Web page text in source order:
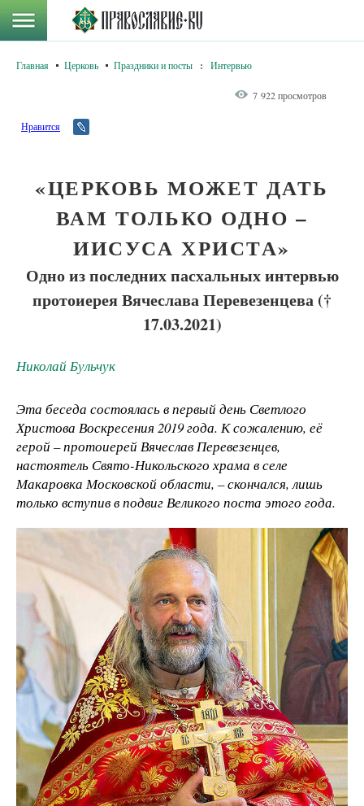
Главная Церковь Праздники и посты : Интервью
7 922 просмотров
Нравится
«ЦЕРКОВЬ МОЖЕТ ДАТЬ
ВАМ ТОЛЬКО ОДНО –
ИИСУСА ХРИСТА»
Одно из последних пасхальных интервью
протоиерея Вячеслава Перевезенцева (†
17.03.2021)
Николай Бульчук
Эта беседа состоялась в первый день Светлого
Христова Воскресения 2019 года. К сожалению, её
герой – протоиерей Вячеслав Перевезенцев,
настоятель Свято-Никольского храма в селе
Макаровка Московской области, – скончался, лишь
только вступив в подвиг Великого поста этого года.